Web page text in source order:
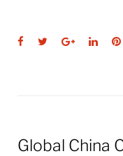
Facebook
TwitterGoogle+
Global China